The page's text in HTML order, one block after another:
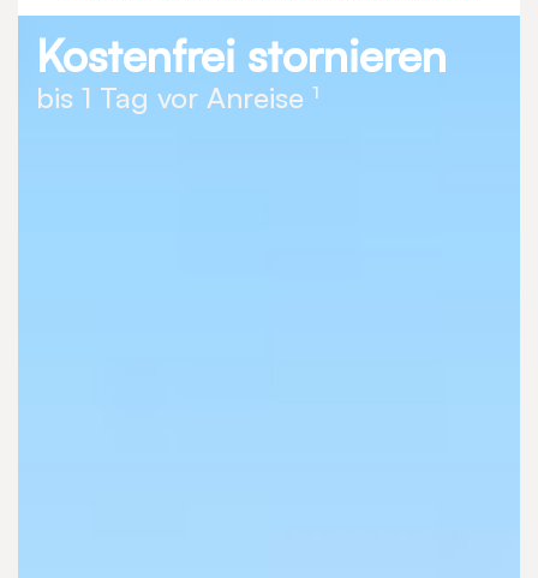
Kostenfrei stornieren
bis 1 Tag vor Anreise ¹